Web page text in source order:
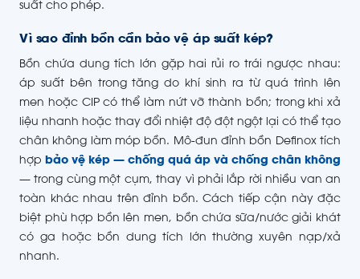
suất cho phép.
Vì sao đỉnh bồn cần bảo vệ áp suất kép?
Bồn chứa dung tích lớn gặp hai rủi ro trái ngược nhau:
áp suất bên trong tăng do khí sinh ra từ quá trình lên
men hoặc CIP có thể làm nứt vỡ thành bồn; trong khi xả
liệu nhanh hoặc thay đổi nhiệt độ đột ngột lại có thể tạo
chân không làm móp bồn. Mô-đun đỉnh bồn Definox tích
hợp bảo vệ kép — chống quá áp và chống chân không
— trong cùng một cụm, thay vì phải lắp rời nhiều van an
toàn khác nhau trên đỉnh bồn. Cách tiếp cận này đặc
biệt phù hợp bồn lên men, bồn chứa sữa/nước giải khát
có ga hoặc bồn dung tích lớn thường xuyên nạp/xả
nhanh.